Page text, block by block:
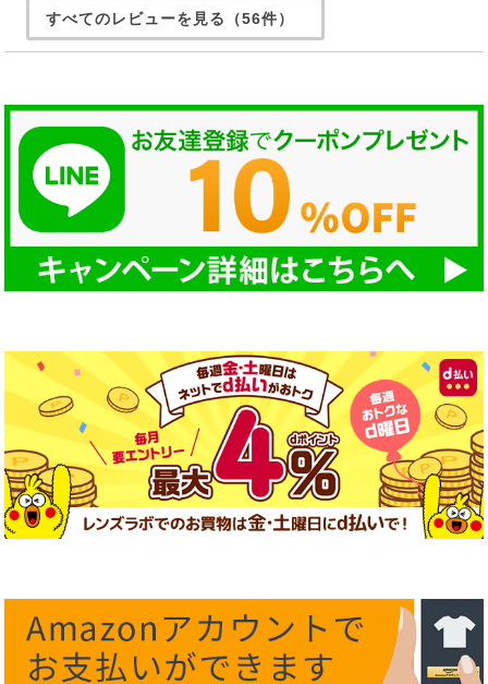
すべてのレビューを見る（56件）